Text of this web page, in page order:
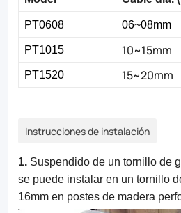
PT0608 06~08mm
PT1015 10~15mm
PT1520 15~20mm
Instrucciones de instalación
1. Suspendido de un tornillo de
se puede instalar en un tornillo
16mm en postes de madera